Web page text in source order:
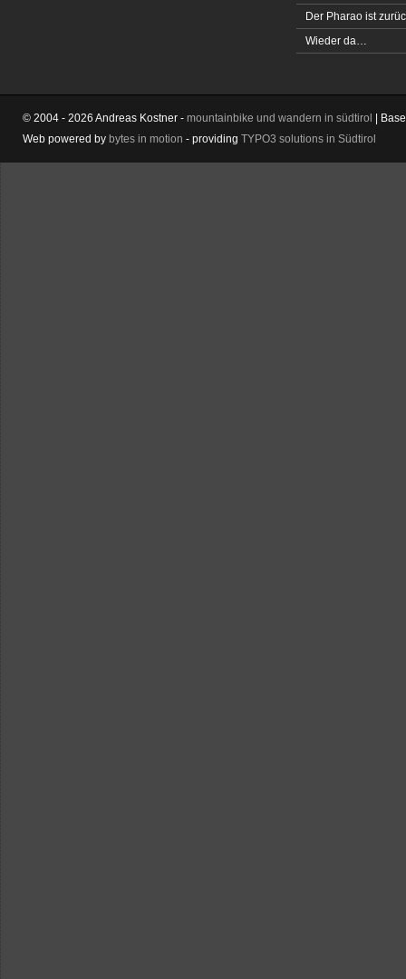
Der Pharao ist
Wieder da…
© 2004 - 2026 Andreas Kostner - mountainbike und wandern in südtirol |
Web powered by bytes in motion - providing TYPO3 solutions in Südtirol